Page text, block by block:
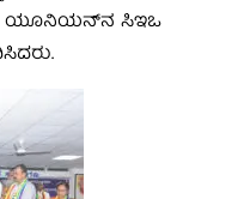
ಯೂನಿಯನ್‌ನ ಸಿಇಒ